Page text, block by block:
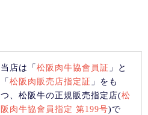
当店は「松阪肉牛協會員証 」と
「松阪肉販売店指定証 」をも
つ、松阪牛の正規販売指定店(松
阪肉牛協會員指定 第199号)で